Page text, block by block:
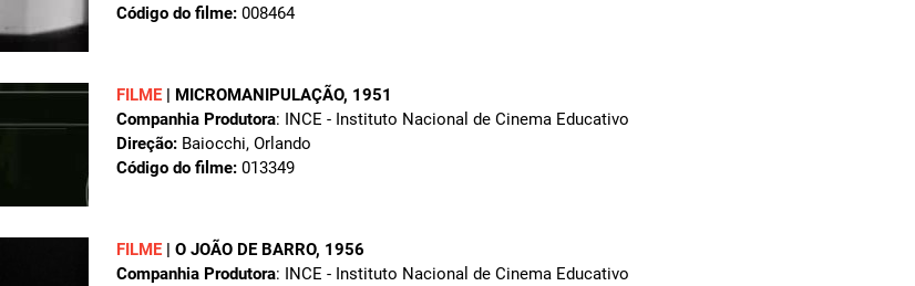
Código do filme: 008464
FILME | MICROMANIPULAÇÃO, 1951
Companhia Produtora: INCE - Instituto Nacional de Cinema Educativo
Direção: Baiocchi, Orlando
Código do filme: 013349
FILME | O JOÃO DE BARRO, 1956
Companhia Produtora: INCE - Instituto Nacional de Cinema Educativo